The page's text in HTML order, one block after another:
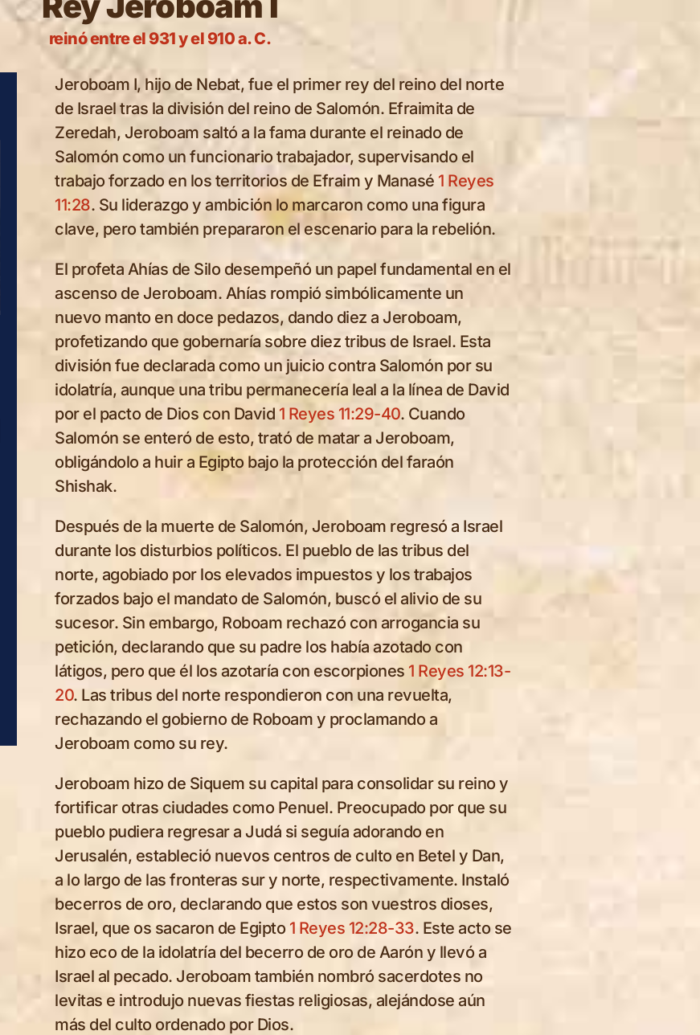
reinó entre el 931 y el 910 a. C.
Jeroboam Struck
at the Altar of
Bethel
This scene captures the
dramatic moment when
King Jeroboam, in
defiance of God’s
command, offers an illicit
sacrifice at the altar in
Bethel. As he stretches
authority, divine
judgment falls, and his
arm is suddenly
paralyzed. The moment
exposes the emptiness
of power built on
disobedience and
reveals that no throne
stands secure when
worship is shaped by
fear rather than
submission to God.
Jeroboam’s
Defiant Sacrifice
The rebellious king
stands at the altar, his
gesture frozen in defiant
devotion as incense
rises into the air. Tension
impending divine
judgment. What appears
to be an act of worship is
exposed as open
rebellion, revealing the
danger of honoring God
with outward ritual while
resisting Him in the
heart.
The Shattering
of Jeroboam’s
Altar
As King Jeroboam
sacrifices to idols before
the temple, the altar
suddenly shatters,
leaving him, the priests,
and the people frozen in
stunned horror. To the
slaughter, while on the
right, ornate censers and
sacred vessels
underscore the ritual’s
splendor, now broken by
divine judgment. The
scene reveals the futility
of worship built on
disobedience and marks
the unraveling of a
kingdom shaped by fear
rather than faith.
Jeroboam I, hijo de Nebat, fue el primer rey del reino del norte
de Israel tras la división del reino de Salomón. Efraimita de
Zeredah, Jeroboam saltó a la fama durante el reinado de
Salomón como un funcionario trabajador, supervisando el
trabajo forzado en los territorios de Efraim y Manasé 1 Reyes
11:28. Su liderazgo y ambición lo marcaron como una figura
clave, pero también prepararon el escenario para la rebelión.
El profeta Ahías de Silo desempeñó un papel fundamental en el
ascenso de Jeroboam. Ahías rompió simbólicamente un
nuevo manto en doce pedazos, dando diez a Jeroboam,
profetizando que gobernaría sobre diez tribus de Israel. Esta
división fue declarada como un juicio contra Salomón por su
idolatría, aunque una tribu permanecería leal a la línea de David
por el pacto de Dios con David 1 Reyes 11:29-40. Cuando
Salomón se enteró de esto, trató de matar a Jeroboam,
obligándolo a huir a Egipto bajo la protección del faraón
Shishak.
Después de la muerte de Salomón, Jeroboam regresó a Israel
durante los disturbios políticos. El pueblo de las tribus del
norte, agobiado por los elevados impuestos y los trabajos
forzados bajo el mandato de Salomón, buscó el alivio de su
sucesor. Sin embargo, Roboam rechazó con arrogancia su
petición, declarando que su padre los había azotado con
látigos, pero que él los azotaría con escorpiones 1 Reyes 12:13-
20. Las tribus del norte respondieron con una revuelta,
rechazando el gobierno de Roboam y proclamando a
Jeroboam como su rey.
Jeroboam hizo de Siquem su capital para consolidar su reino y
fortificar otras ciudades como Penuel. Preocupado por que su
pueblo pudiera regresar a Judá si seguía adorando en
Jerusalén, estableció nuevos centros de culto en Betel y Dan,
a lo largo de las fronteras sur y norte, respectivamente. Instaló
becerros de oro, declarando que estos son vuestros dioses,
Israel, que os sacaron de Egipto 1 Reyes 12:28-33. Este acto se
hizo eco de la idolatría del becerro de oro de Aarón y llevó a
Israel al pecado. Jeroboam también nombró sacerdotes no
levitas e introdujo nuevas fiestas religiosas, alejándose aún
más del culto ordenado por Dios.